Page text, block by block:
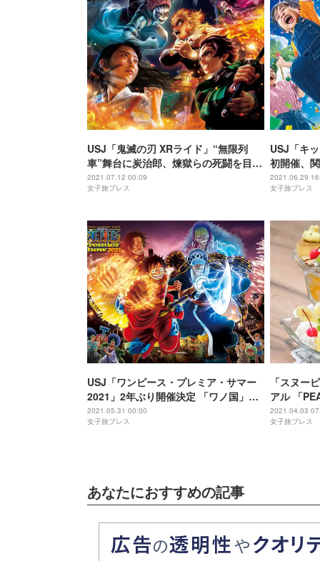
USJ「鬼滅の刃 XRライド」“無限列
車”舞台に炭治郎、煉獄らの死闘を目撃
“ハリドリ”でも鬼滅コラボ
2021.07.12 00:09
女子旅プレス
USJ「キ
初開催、
2021.06.29
女子旅プレス
USJ「ワンピース・プレミア・サマー
2021」2年ぶり開催決定 「ワノ国」舞
台の白熱ライブショー上演
2021.05.31 00:00
女子旅プレス
「スヌー
アル 「
小樽限定
2021.04.03
女子旅プレス
あなたにおすすめの記事